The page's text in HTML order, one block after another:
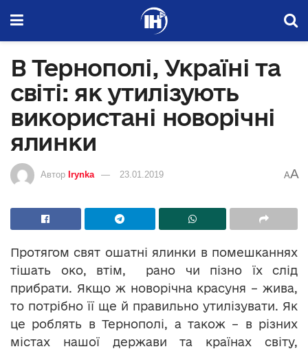
В Тернополі, Україні та
світі: як утилізують
використані новорічні
ялинки
Автор Irynka 23.01.2019 AA
Протягом свят ошатні ялинки в помешканнях
тішать око, втім, рано чи пізно їх слід
прибрати. Якщо ж новорічна красуня – жива,
то потрібно її ще й правильно утилізувати. Як
це роблять в Тернополі, а також – в різних
містах нашої держави та країнах світу,